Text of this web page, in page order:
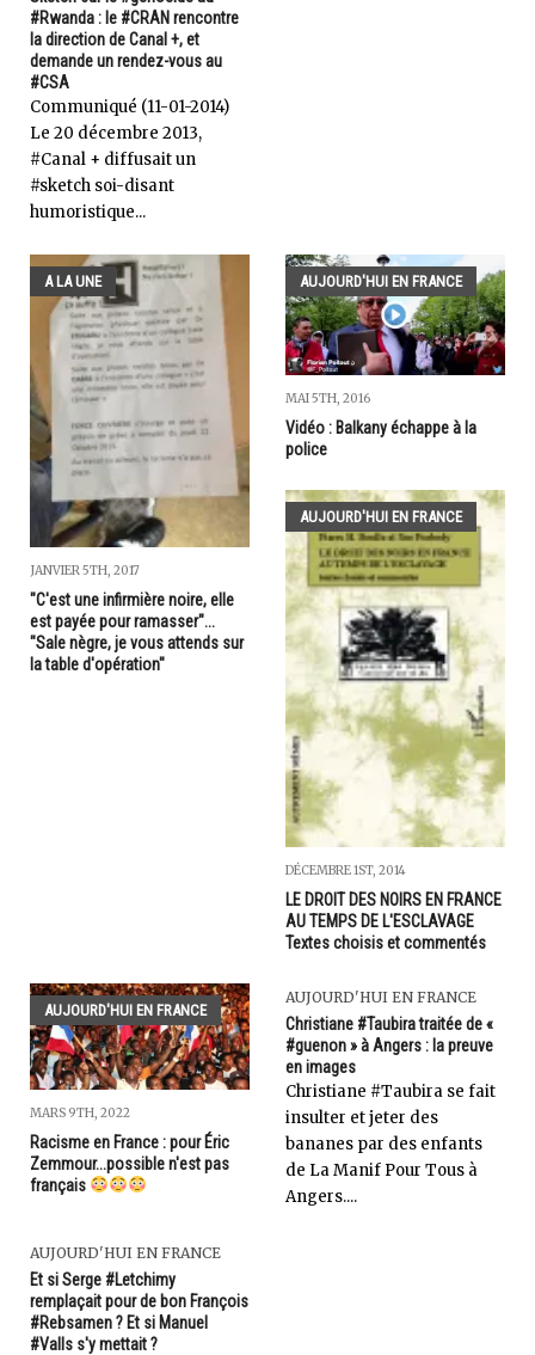
#Rwanda : le #CRAN rencontre
la direction de Canal +, et
demande un rendez-vous au
#CSA
Communiqué (11-01-2014)
Le 20 décembre 2013,
#Canal + diffusait un
#sketch soi-disant
humoristique...
A LA UNE
JANVIER 5TH, 2017
"C'est une infirmière noire, elle
est payée pour ramasser"...
"Sale nègre, je vous attends sur
la table d'opération"
AUJOURD'HUI EN FRANCE
MAI 5TH, 2016
Vidéo : Balkany échappe à la
police
AUJOURD'HUI EN FRANCE
DÉCEMBRE 1ST, 2014
LE DROIT DES NOIRS EN FRANCE
AU TEMPS DE L'ESCLAVAGE
Textes choisis et commentés
AUJOURD'HUI EN FRANCE
MARS 9TH, 2022
Racisme en France : pour Éric
Zemmour...possible n'est pas
français
AUJOURD'HUI EN FRANCE
Christiane #Taubira traitée de «
#guenon » à Angers : la preuve
en images
Christiane #Taubira se fait
insulter et jeter des
bananes par des enfants
de La Manif Pour Tous à
Angers....
AUJOURD'HUI EN FRANCE
Et si Serge #Letchimy
remplaçait pour de bon François
#Rebsamen ? Et si Manuel
#Valls s'y mettait ?